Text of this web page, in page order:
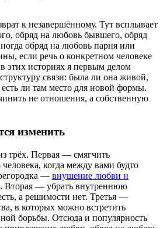
к незавершённому. Тут всплывает
обряд на любовь бывшего, обряд
обряд на любовь парня или
если речь о конкретном человеке
этих историях я первым делом
связи: была ли она живой,
ли там место для новой формы.
не отношения, а собственную
изменить
трёх. Первая — смягчить
когда между вами будто
— внушение любви и
. Вторая — убрать внутреннюю
а решимости нет. Третья —
в которых можно встретить
борьбы. Отсюда и популярность